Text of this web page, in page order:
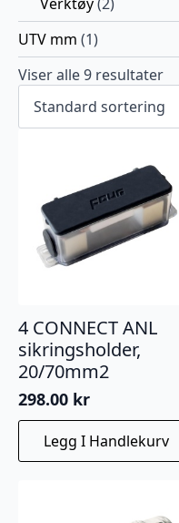
UTV mm (1)
Viser alle 9 resultater
4 CONNECT ANL
sikringsholder,
20/70mm2
298.00 kr
Legg I Handlekurv